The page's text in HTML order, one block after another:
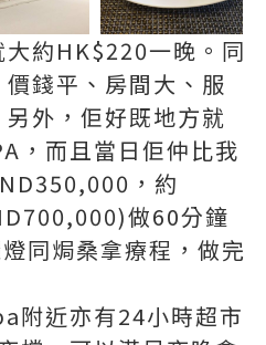
約HK$220一晚。同
錢平、房間大、服
外，佢好既地方就
，而且當日佢仲比我
，約
做60分鐘
同焗桑拿療程，做完
近亦有24小時超市